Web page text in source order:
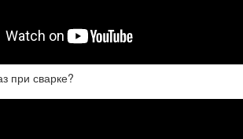
при сварке?